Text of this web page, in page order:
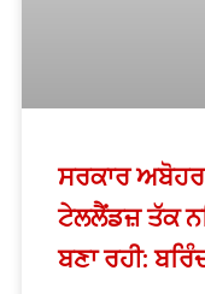
ਸਰਕਾਰ
ਟੇਲਲੈਂਡਜ਼ ਤੱਕ
ਬਣਾ ਰਹੀ: